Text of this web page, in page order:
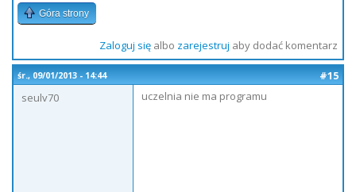
Góra strony
Zaloguj sięalbo zarejestruj aby dodać komentarz
śr., 09/01/2013 - 14:44
#15
seulv70
uczelnia nie ma programu